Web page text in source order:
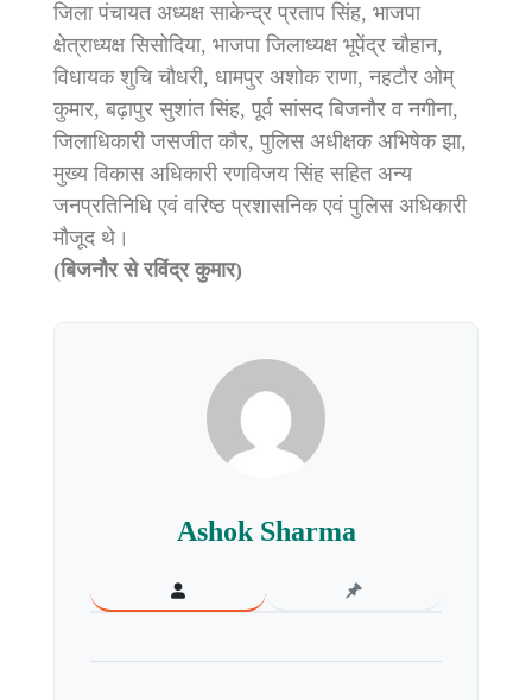
जिला पंचायत अध्यक्ष साकेन्द्र प्रताप सिंह, भाजपा
क्षेत्राध्यक्ष सिसोदिया, भाजपा जिलाध्यक्ष भूपेंद्र चौहान,
विधायक शुचि चौधरी, धामपुर अशोक राणा, नहटौर ओम्
कुमार, बढ़ापुर सुशांत सिंह, पूर्व सांसद बिजनौर व नगीना,
जिलाधिकारी जसजीत कौर, पुलिस अधीक्षक अभिषेक झा,
मुख्य विकास अधिकारी रणविजय सिंह सहित अन्य
जनप्रतिनिधि एवं वरिष्ठ प्रशासनिक एवं पुलिस अधिकारी
मौजूद थे।
(बिजनौर से रविंद्र कुमार)
Ashok Sharma